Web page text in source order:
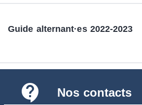
Guide alternant·es 2022-2023
contact_support Nos contacts